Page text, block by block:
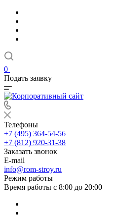
0
Подать заявку
Телефоны
+7 (495) 364-54-56
+7 (812) 920-31-38
Заказать звонок
E-mail
info@rom-stroy.ru
Режим работы
Время работы с 8:00 до 20:00